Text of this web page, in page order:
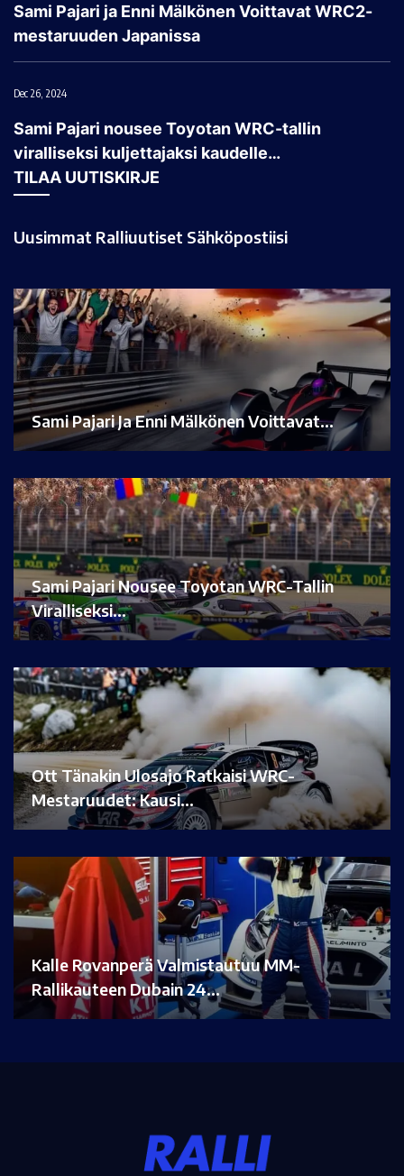
Sami Pajari ja Enni Mälkönen Voittavat WRC2-
mestaruuden Japanissa
Dec 26, 2024
Sami Pajari nousee Toyotan WRC-tallin
viralliseksi kuljettajaksi kaudelle…
TILAA UUTISKIRJE
Uusimmat Ralliuutiset Sähköpostiisi
Sami Pajari Ja Enni Mälkönen Voittavat…
Sami Pajari Nousee Toyotan WRC-Tallin
Viralliseksi…
Ott Tänakin Ulosajo Ratkaisi WRC-
Mestaruudet: Kausi…
Kalle Rovanperä Valmistautuu MM-
Rallikauteen Dubain 24…